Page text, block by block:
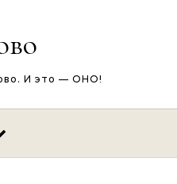
И это — ОНО!